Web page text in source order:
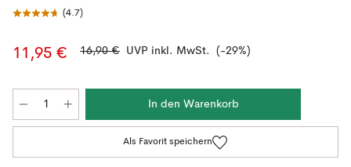
(4.7)
11,95 € 16,90 € UVP inkl. MwSt. (-29%)
In den Warenkorb
Als Favorit speichern